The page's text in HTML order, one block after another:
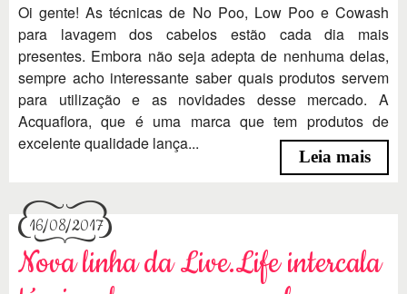
Oi gente! As técnicas de No Poo, Low Poo e Cowash
para lavagem dos cabelos estão cada dia mais
presentes. Embora não seja adepta de nenhuma delas,
sempre acho interessante saber quais produtos servem
para utilização e as novidades desse mercado. A
Acquaflora, que é uma marca que tem produtos de
excelente qualidade lança...
Leia mais
16/08/2017
Nova linha da Live.Life intercala